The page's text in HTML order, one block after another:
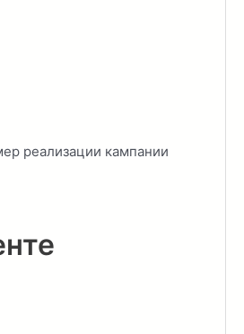
реализации кампании